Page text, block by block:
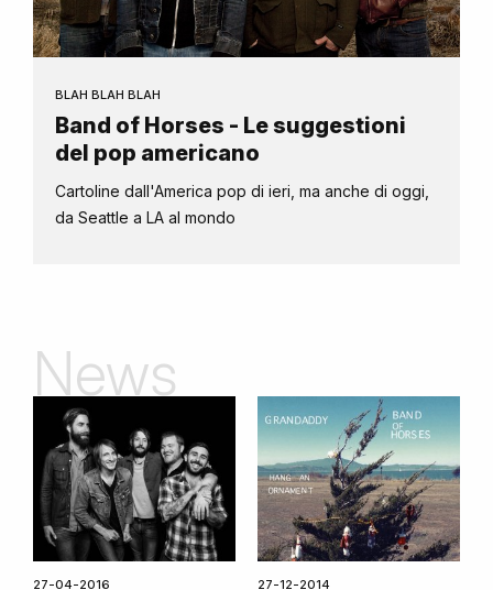
BLAH BLAH BLAH
Band of Horses - Le suggestioni
del pop americano
Cartoline dall'America pop di ieri, ma anche di oggi,
da Seattle a LA al mondo
News
27-04-2016 27-12-2014